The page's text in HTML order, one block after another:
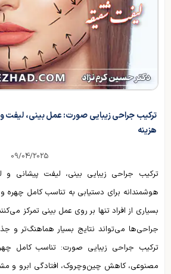
ترکیب جراحی زیبایی صورت: عمل بینی، لیفت و
هزینه
09/04/2025
ترکیب جراحی زیبایی بینی، لیفت
هوشمندانه برای دستیابی به تناسب کامل
بسیاری از افراد تنها بر روی عمل بینی تمرکز
جراحی‌ها می‌تواند نتایج بسیار هماهنگ‌تر و
ترکیب جراحی زیبایی صورت: تناسب کامل
مصنوعی، کاهش چین‌وچروک، افتادگی ابرو و